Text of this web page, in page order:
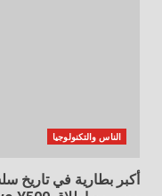
الناس والتكنولوجيا